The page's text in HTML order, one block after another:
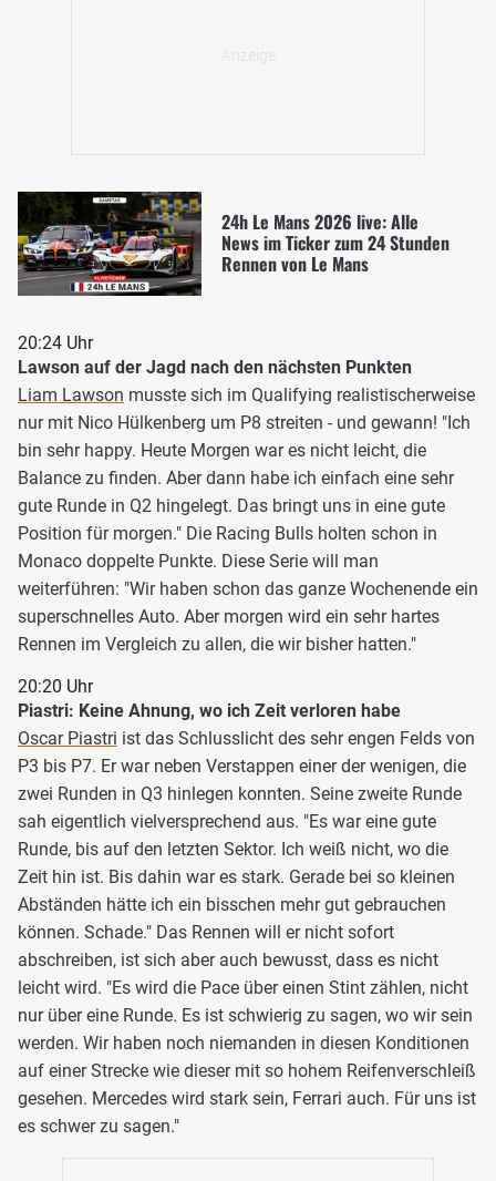
24h Le Mans 2026 live: Alle
News im Ticker zum 24 Stunden
Rennen von Le Mans
20:24 Uhr
Lawson auf der Jagd nach den nächsten Punkten
Liam Lawson musste sich im Qualifying realistischerweise
nur mit Nico Hülkenberg um P8 streiten - und gewann! "Ich
bin sehr happy. Heute Morgen war es nicht leicht, die
Balance zu finden. Aber dann habe ich einfach eine sehr
gute Runde in Q2 hingelegt. Das bringt uns in eine gute
Position für morgen." Die Racing Bulls holten schon in
Monaco doppelte Punkte. Diese Serie will man
weiterführen: "Wir haben schon das ganze Wochenende ein
superschnelles Auto. Aber morgen wird ein sehr hartes
Rennen im Vergleich zu allen, die wir bisher hatten."
20:20 Uhr
Piastri: Keine Ahnung, wo ich Zeit verloren habe
Oscar Piastri ist das Schlusslicht des sehr engen Felds von
P3 bis P7. Er war neben Verstappen einer der wenigen, die
zwei Runden in Q3 hinlegen konnten. Seine zweite Runde
sah eigentlich vielversprechend aus. "Es war eine gute
Runde, bis auf den letzten Sektor. Ich weiß nicht, wo die
Zeit hin ist. Bis dahin war es stark. Gerade bei so kleinen
Abständen hätte ich ein bisschen mehr gut gebrauchen
können. Schade." Das Rennen will er nicht sofort
abschreiben, ist sich aber auch bewusst, dass es nicht
leicht wird. "Es wird die Pace über einen Stint zählen, nicht
nur über eine Runde. Es ist schwierig zu sagen, wo wir sein
werden. Wir haben noch niemanden in diesen Konditionen
auf einer Strecke wie dieser mit so hohem Reifenverschleiß
gesehen. Mercedes wird stark sein, Ferrari auch. Für uns ist
es schwer zu sagen."